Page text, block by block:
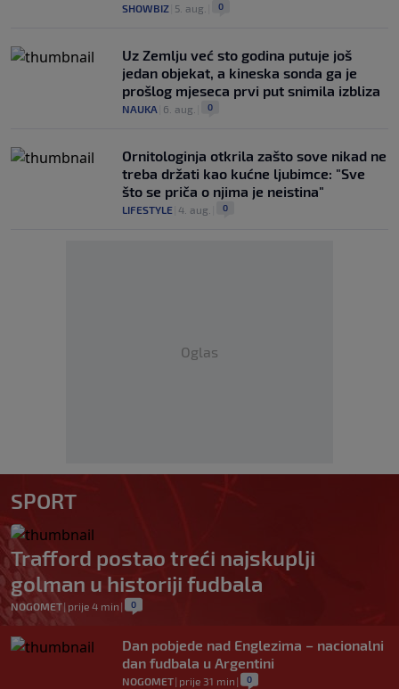
SHOWBIZ 5. aug. 0
Uz Zemlju već sto godina putuje još
jedan objekat, a kineska sonda ga je
prošlog mjeseca prvi put snimila izbliza
NAUKA 6. aug. 0
Ornitologinja otkrila zašto sove nikad ne
treba držati kao kućne ljubimce: "Sve
što se priča o njima je neistina"
LIFESTYLE 4. aug. 0
Oglas
SPORT
Trafford postao treći najskuplji
golman u historiji fudbala
NOGOMET| prije 4 min | 0
Dan pobjede nad Englezima – nacionalni
dan fudbala u Argentini
NOGOMET| prije 31 min | 0